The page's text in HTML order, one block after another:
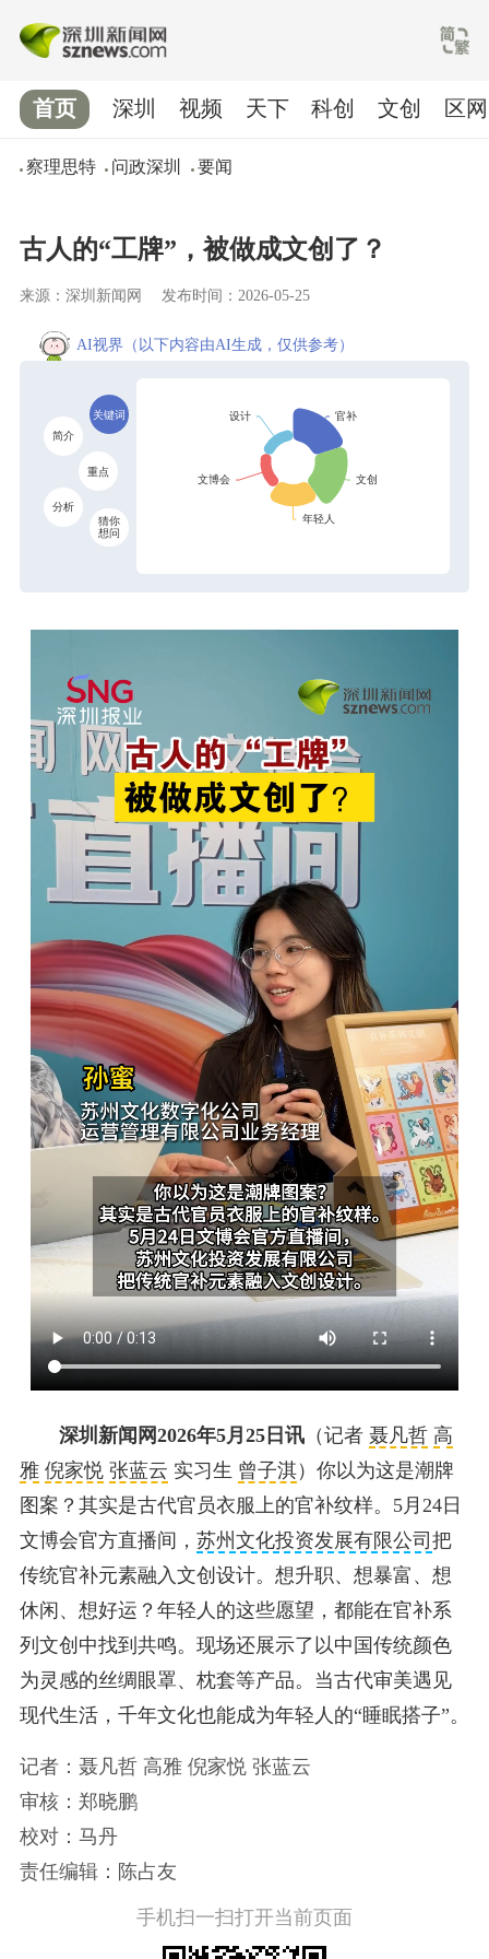
首页
察理思特 问政深圳 要闻
深圳 视频 天下 科创 文创 区网
古人的“工牌”，被做成文创了？
来源：深圳新闻网 发布时间：2026-05-25
AI视界 （以下内容由AI生成，仅供参考）
关键词
简介
重点
分析
猜你
想问
深圳新闻网2026年5月25日讯（记者 聂凡哲 高
雅 倪家悦 张蓝云 实习生 曾子淇）你以为这是潮牌
图案？其实是古代官员衣服上的官补纹样。5月24日
文博会官方直播间， 苏州文化投资发展有限公司 把
传统官补元素融入文创设计。 想升职、想暴富、想
休闲、想好运？年轻人的这些愿望，都能在官补系
列文创中找到共鸣。 现场还展示了以中国传统颜色
为灵感的丝绸眼罩、枕套等产品。当古代审美遇见
现代生活，千年文化也能成为年轻人的“睡眠搭子”。
记者：聂凡哲 高雅 倪家悦 张蓝云
审核：郑晓鹏
校对：马丹
责任编辑：陈占友
手机扫一扫打开当前页面